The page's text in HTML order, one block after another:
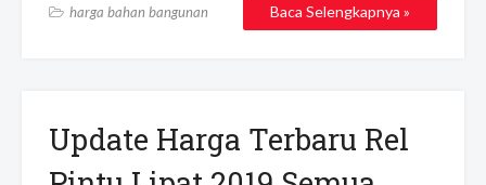
harga bahan bangunan Baca Selengkapnya »
Update Harga Terbaru Rel